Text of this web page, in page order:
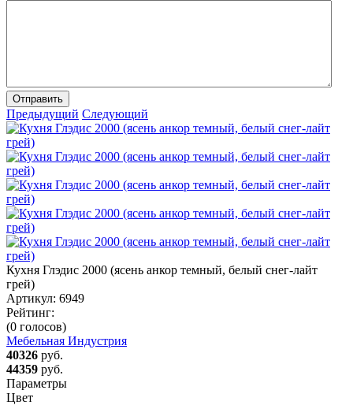
Отправить
Предыдущий Следующий
Кухня Глэдис 2000 (ясень анкор темный, белый снег-лайт
грей)
Артикул: 6949
Рейтинг:
(0 голосов)
Мебельная Индустрия
40326 руб.
44359 руб.
Параметры
Цвет